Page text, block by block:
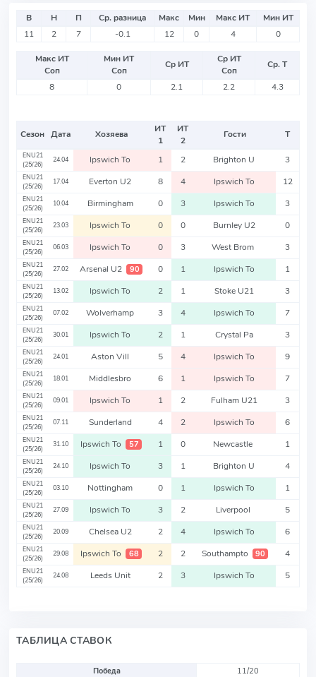
В Н П Ср. разница Макс Мин Макс ИТ
Мин ИТ
11
2 7 -0.1 12 0 4 0
Макс ИТ
Соп
Мин ИТ
Соп
Ср ИТ
Ср ИТ
Соп
Ср. Т
8
0 2.1 2.2 4.3
Сезон Дата Хозяева
ИТ
1
ИТ
2
Гости Т
ENU21
(25/26)
24.04 Ipswich To 1 2 Brighton U 3
ENU21
(25/26)
17.04 Everton U2 8 4 Ipswich To 12
ENU21
(25/26)
10.04 Birmingham 0 3 Ipswich To 3
ENU21
(25/26)
23.03 Ipswich To 0 0 Burnley U2 0
ENU21
(25/26)
06.03 Ipswich To 0 3 West Brom 3
ENU21
(25/26)
27.02 Arsenal U2 90 0 1 Ipswich To 1
ENU21
(25/26)
13.02 Ipswich To 2 1 Stoke U21 3
ENU21
(25/26)
07.02 Wolverhamp 3 4 Ipswich To 7
ENU21
(25/26)
30.01 Ipswich To 2 1 Crystal Pa 3
ENU21
(25/26)
24.01 Aston Vill 5 4 Ipswich To 9
ENU21
(25/26)
18.01 Middlesbro 6 1 Ipswich To 7
ENU21
(25/26)
09.01 Ipswich To 1 2 Fulham U21 3
ENU21
(25/26)
07.11 Sunderland 4 2 Ipswich To 6
ENU21
(25/26)
31.10 Ipswich To 57 1 0 Newcastle 1
ENU21
(25/26)
24.10 Ipswich To 3 1 Brighton U 4
ENU21
(25/26)
03.10 Nottingham 0 1 Ipswich To 1
ENU21
(25/26)
27.09 Ipswich To 3 2 Liverpool 5
ENU21
(25/26)
20.09 Chelsea U2 2 4 Ipswich To 6
ENU21
(25/26)
29.08 Ipswich To 68 2 2 Southampto 90 4
ENU21
(25/26)
24.08 Leeds Unit 2 3 Ipswich To 5
ТАБЛИЦА СТАВОК
Победа
11/20